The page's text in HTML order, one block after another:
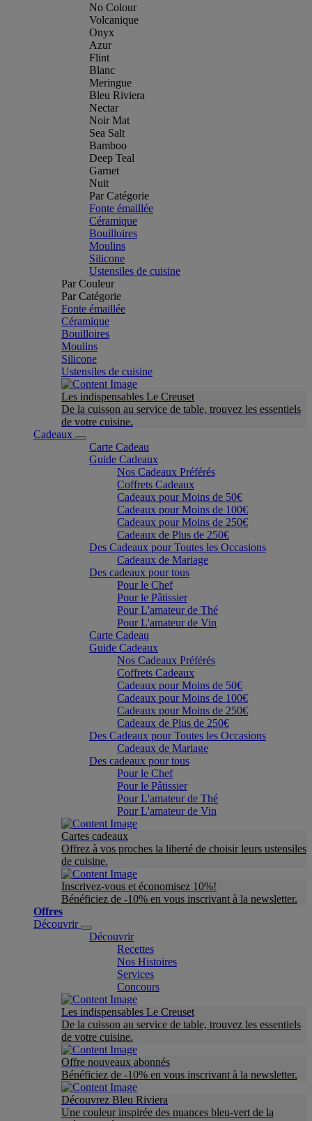
No Colour
Volcanique
Onyx
Azur
Flint
Blanc
Meringue
Bleu Riviera
Nectar
Noir Mat
Sea Salt
Bamboo
Deep Teal
Garnet
Nuit
Par Catégorie
Fonte émaillée
Céramique
Bouilloires
Moulins
Silicone
Ustensiles de cuisine
Par Couleur
Par Catégorie
Fonte émaillée
Céramique
Bouilloires
Moulins
Silicone
Ustensiles de cuisine
Les indispensables Le Creuset
De la cuisson au service de table, trouvez les essentiels
de votre cuisine.
Cadeaux
Carte Cadeau
Guide Cadeaux
Nos Cadeaux Préférés
Coffrets Cadeaux
Cadeaux pour Moins de 50€
Cadeaux pour Moins de 100€
Cadeaux pour Moins de 250€
Cadeaux de Plus de 250€
Des Cadeaux pour Toutes les Occasions
Cadeaux de Mariage
Des cadeaux pour tous
Pour le Chef
Pour le Pâtissier
Pour L'amateur de Thé
Pour L'amateur de Vin
Carte Cadeau
Guide Cadeaux
Nos Cadeaux Préférés
Coffrets Cadeaux
Cadeaux pour Moins de 50€
Cadeaux pour Moins de 100€
Cadeaux pour Moins de 250€
Cadeaux de Plus de 250€
Des Cadeaux pour Toutes les Occasions
Cadeaux de Mariage
Des cadeaux pour tous
Pour le Chef
Pour le Pâtissier
Pour L'amateur de Thé
Pour L'amateur de Vin
Cartes cadeaux
Offrez à vos proches la liberté de choisir leurs ustensiles
de cuisine.
Inscrivez-vous et économisez 10%!
Bénéficiez de -10% en vous inscrivant à la newsletter.
Offres
Découvrir
Découvrir
Recettes
Nos Histoires
Services
Concours
Les indispensables Le Creuset
De la cuisson au service de table, trouvez les essentiels
de votre cuisine.
Offre nouveaux abonnés
Bénéficiez de -10% en vous inscrivant à la newsletter.
Découvrez Bleu Riviera
Une couleur inspirée des nuances bleu-vert de la